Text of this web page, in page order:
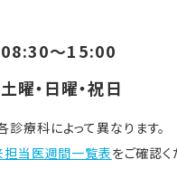
08:30～15:00
土曜・日曜・祝日
療科によって異なります。
担当医週間一覧表をご確認く